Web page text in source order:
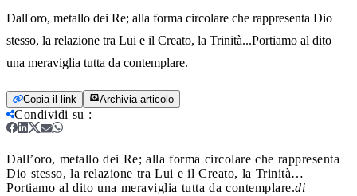
Dall'oro, metallo dei Re; alla forma circolare che rappresenta Dio
stesso, la relazione tra Lui e il Creato, la Trinità...Portiamo al dito
una meraviglia tutta da contemplare.
Copia il link Archivia articolo
Condividi su :
Dall’oro, metallo dei Re; alla forma circolare che rappresenta
Dio stesso, la relazione tra Lui e il Creato, la Trinità…
Portiamo al dito una meraviglia tutta da contemplare.di